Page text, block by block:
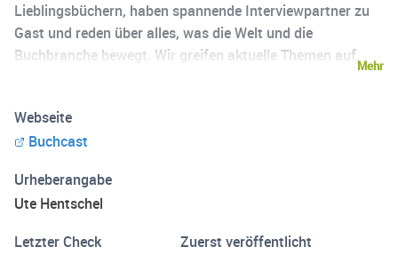
Lieblingsbüchern, haben spannende Interviewpartner zu
Gast und reden über alles, was die Welt und die
Buchbranche bewegt. Wir greifen aktuelle Themen auf,
kommen. Wir freuen uns, wenn Ihr Anregungen für uns
habt: Schreibt uns gern an info@buchhandlung-
Mehr
Webseite
Buchcast
Urheberangabe
Ute Hentschel
Letzter Check
Zuerst veröffentlicht